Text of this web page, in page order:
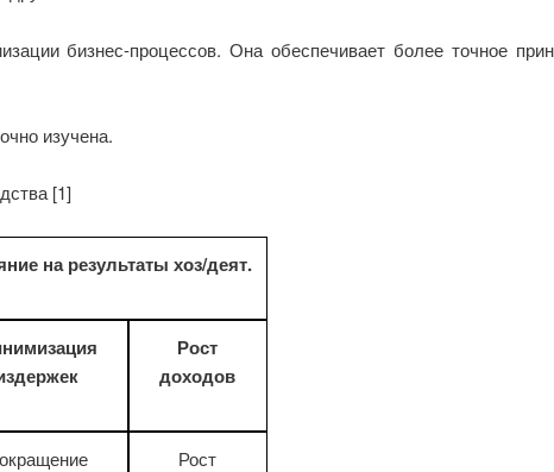
бизнес-процессов. Она обеспечивает более точное
изучена.
[1]
на результаты хоз/деят.
Рост
доходов
Рост